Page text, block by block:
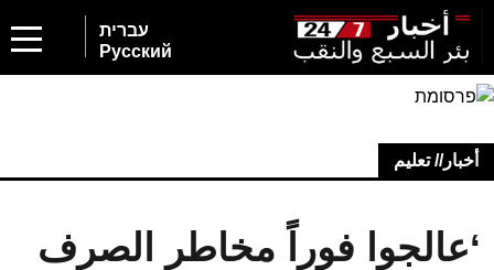
עברית
Русский
أخبار// تعليم
‘عالجوا فوراً مخاطر الصرف